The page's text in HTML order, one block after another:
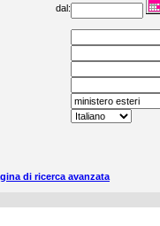
dal:
di ricerca avanzata